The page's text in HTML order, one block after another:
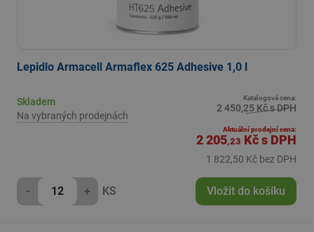
Lepidlo Armacell Armaflex 625 Adhesive 1,0 l
Skladem
Na vybraných prodejnách
Katalogová cena:
2 450,25 Kč s DPH
Aktuální prodejní cena:
2 205,23 Kčs DPH
1 822,50 Kč bez DPH
- + KS Vložit do košíku